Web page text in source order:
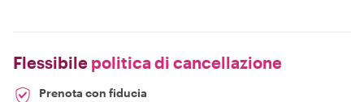
Flessibile politica di cancellazione
Prenota con fiducia